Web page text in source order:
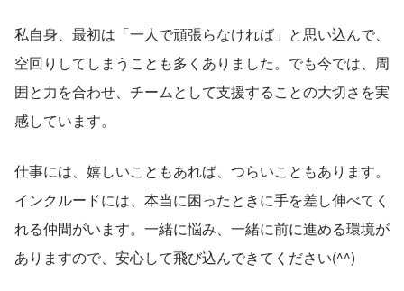
私自身、最初は「一人で頑張らなければ」と思い込んで、
空回りしてしまうことも多くありました。でも今では、周
囲と力を合わせ、チームとして支援することの大切さを実
感しています。
仕事には、嬉しいこともあれば、つらいこともあります。
インクルードには、本当に困ったときに手を差し伸べてく
れる仲間がいます。一緒に悩み、一緒に前に進める環境が
ありますので、安心して飛び込んできてください(^^)